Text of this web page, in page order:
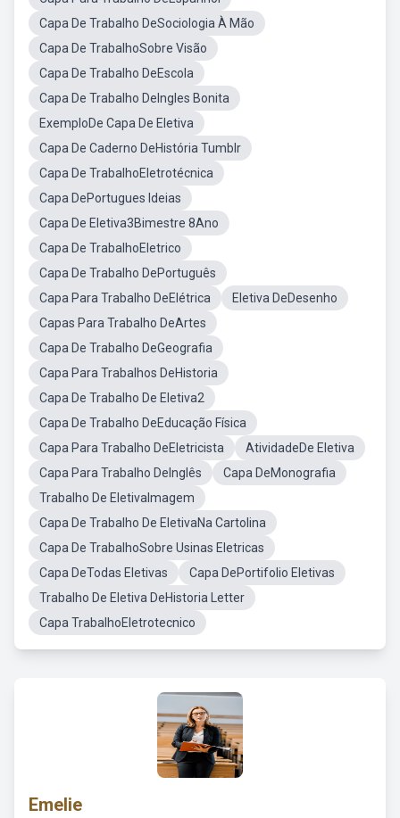
Capa De Trabalho DeSociologia À Mão
Capa De TrabalhoSobre Visão
Capa De Trabalho DeEscola
Capa De Trabalho DeIngles Bonita
ExemploDe Capa De Eletiva
Capa De Caderno DeHistória Tumblr
Capa De TrabalhoEletrotécnica
Capa DePortugues Ideias
Capa De Eletiva3Bimestre 8Ano
Capa De TrabalhoEletrico
Capa De Trabalho DePortuguês
Capa Para Trabalho DeElétrica
Eletiva DeDesenho
Capas Para Trabalho DeArtes
Capa De Trabalho DeGeografia
Capa Para Trabalhos DeHistoria
Capa De Trabalho De Eletiva2
Capa De Trabalho DeEducação Física
Capa Para Trabalho DeEletricista
AtividadeDe Eletiva
Capa Para Trabalho DeInglês
Capa DeMonografia
Trabalho De EletivaImagem
Capa De Trabalho De EletivaNa Cartolina
Capa De TrabalhoSobre Usinas Eletricas
Capa DeTodas Eletivas
Capa DePortifolio Eletivas
Trabalho De Eletiva DeHistoria Letter
Capa TrabalhoEletrotecnico
Emelie